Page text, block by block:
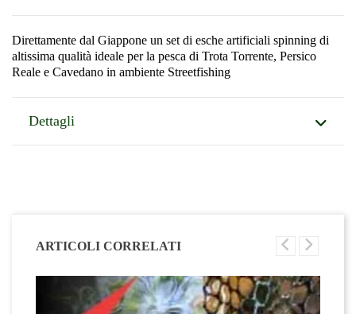
Direttamente dal Giappone un set di esche artificiali spinning di
altissima qualità ideale per la pesca di Trota Torrente, Persico
Reale e Cavedano in ambiente Streetfishing
Dettagli
ARTICOLI CORRELATI